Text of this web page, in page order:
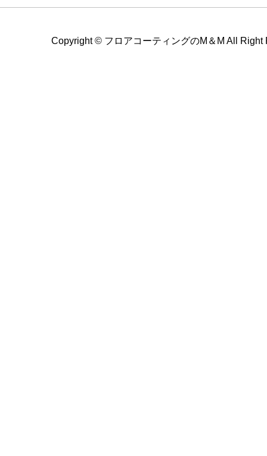
Copyright © フロアコーティングのM＆M All Right